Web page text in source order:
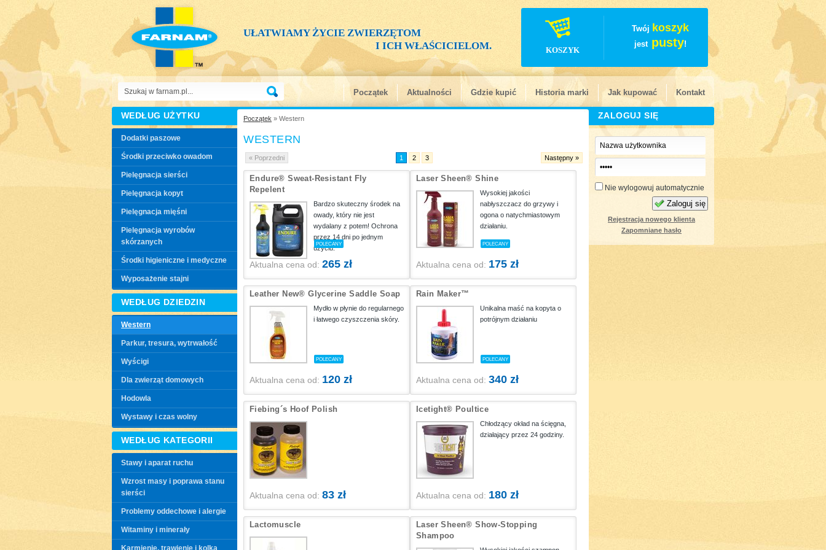
UŁATWIAMY ŻYCIE ZWIERZĘTOM
I ICH WŁAŚCICIELOM.
Początek Aktualności Gdzie kupić Historia marki Jak kupować Kontakt
Początek » Western
WESTERN
« Poprzedni 1 2 3 Następny »
Endure® Sweat-Resistant Fly
Repelent
Bardzo skuteczny środek na
owady, który nie jest
wydalany z potem! Ochrona
przez 14 dni po jednym
użyciu.
POLECANY
Aktualna cena od: 265 zł
Laser Sheen® Shine
Wysokiej jakości
nabłyszczacz do grzywy i
ogona o natychmiastowym
działaniu.
POLECANY
Aktualna cena od: 175 zł
Leather New® Glycerine Saddle Soap
Mydło w płynie do regularnego
i łatwego czyszczenia skóry.
POLECANY
Aktualna cena od: 120 zł
Rain Maker™
Unikalna maść na kopyta o
potrójnym działaniu
POLECANY
Aktualna cena od: 340 zł
Fiebing´s Hoof Polish
Aktualna cena od: 83 zł
Icetight® Poultice
Chłodzący okład na ścięgna,
działający przez 24 godziny.
Aktualna cena od: 180 zł
Lactomuscle
Laser Sheen® Show-Stopping
Shampoo
WEDŁUG UŻYTKU
Dodatki paszowe
Środki przeciwko owadom
Pielęgnacja sierści
Pielęgnacja kopyt
Pielęgnacja mięśni
Pielęgnacja wyrobów
skórzanych
Środki higieniczne i medyczne
Wyposażenie stajni
WEDŁUG DZIEDZIN
Western
Parkur, tresura, wytrwałość
Wyścigi
Dla zwierząt domowych
Hodowla
Wystawy i czas wolny
WEDŁUG KATEGORII
Stawy i aparat ruchu
Wzrost masy i poprawa stanu
sierści
Problemy oddechowe i alergie
Witaminy i minerały
Karmienie, trawienie i kolka
ZALOGUJ SIĘ
Nie wylogowuj automatycznie
Zaloguj się
Rejestracja nowego klienta
Zapomniane hasło
KOSZYK
Twój koszyk
jestpusty!